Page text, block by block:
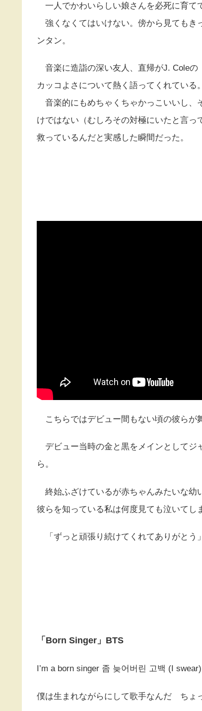
一人でかわいらしい娘さんを必死に育て
強くなくてはいけない。傍から見てもき
ンタン。
音楽に造詣の深い友人、直帰がJ. Coleの
カッコよさについて熱く語ってくれている。
音楽的にもめちゃくちゃかっこいいし、
けではない（むしろその対極にいたと言っ
救っているんだと実感した瞬間だった。
こちらではデビュー間もない頃の彼らが
デビュー当時の金と黒をメインとしてジ
ら。
終始ふざけているが赤ちゃんみたいな幼
彼らを知っている私は何度見ても泣いてし
「ずっと頑張り続けてくれてありがとう
「Born Singer」BTS
I’m a born singer 좀 늦어버린 고백 (I swear)
僕は生まれながらにして歌手なんだ ちょ